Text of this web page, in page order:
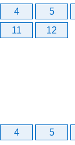
4 5
11 12
4 5